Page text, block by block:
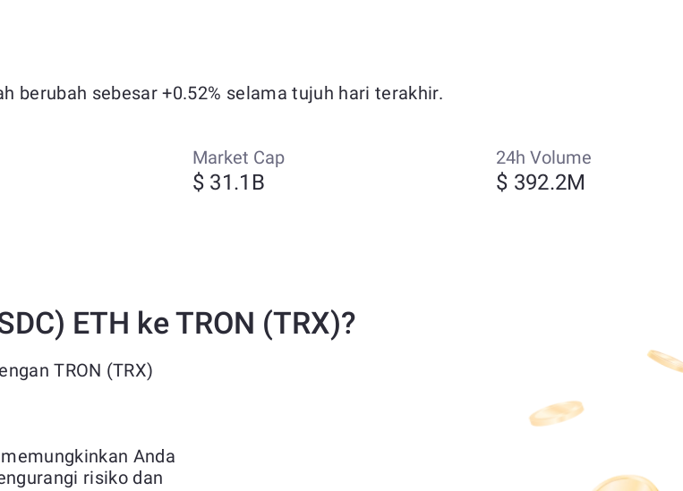
berubah sebesar +0.52% selama tujuh hari terakhir.
Market Cap
$ 31.1B
24h Volume
$ 392.2M
ETH ke TRON (TRX)?
TRON (TRX)
memungkinkan Anda
risiko dan